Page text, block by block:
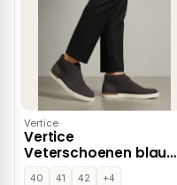
Vertice
Vertice
Veterschoenen blauw
Suede
40 41 42
+4